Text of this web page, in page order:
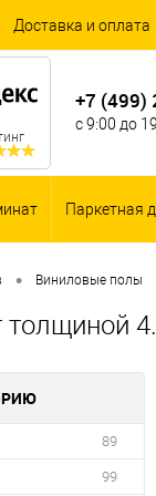
Доставка и оплата
+7 (499)
с 9:00 до
Паркетная
• Виниловые полы
толщиной
89
99